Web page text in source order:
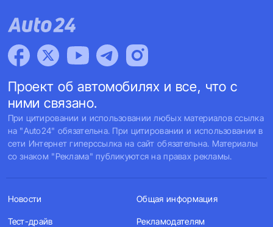
Проект об автомобилях и все, что с
ними связано.
При цитировании и использовании любых материалов ссылка
на "Auto24" обязательна. При цитировании и использовании в
сети Интернет гиперссылка на сайт обязательна. Материалы
со знаком "Реклама" публикуются на правах рекламы.
Новости
Тест-драйв
Общая информация
Рекламодателям